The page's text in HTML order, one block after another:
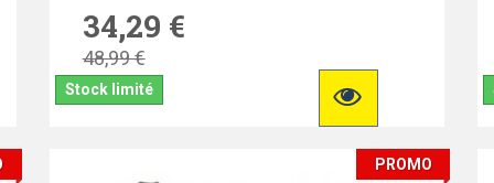
34,29 €
48,99 €
Stock limité
PROMO